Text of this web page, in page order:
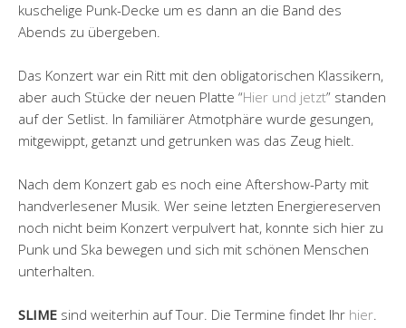
kuschelige Punk-Decke um es dann an die Band des
Abends zu übergeben.
Das Konzert war ein Ritt mit den obligatorischen Klassikern,
aber auch Stücke der neuen Platte “Hier und jetzt” standen
auf der Setlist. In familiärer Atmotphäre wurde gesungen,
mitgewippt, getanzt und getrunken was das Zeug hielt.
Nach dem Konzert gab es noch eine Aftershow-Party mit
handverlesener Musik. Wer seine letzten Energiereserven
noch nicht beim Konzert verpulvert hat, konnte sich hier zu
Punk und Ska bewegen und sich mit schönen Menschen
unterhalten.
SLIME sind weiterhin auf Tour. Die Termine findet Ihr hier.